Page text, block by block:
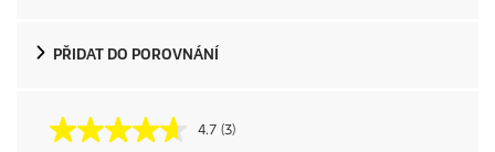
o
u
PŘIDAT DO POROVNÁNÍ
4.7 (3)